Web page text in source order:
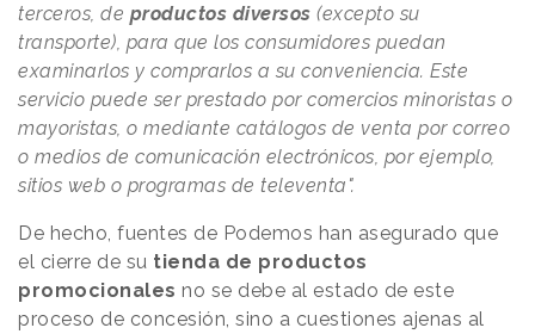
terceros, de productos diversos (excepto su
transporte), para que los consumidores puedan
examinarlos y comprarlos a su conveniencia. Este
servicio puede ser prestado por comercios minoristas o
mayoristas, o mediante catálogos de venta por correo
o medios de comunicación electrónicos, por ejemplo,
sitios web o programas de televenta".
De hecho, fuentes de Podemos han asegurado que
el cierre de su tienda de productos
promocionales no se debe al estado de este
proceso de concesión, sino a cuestiones ajenas al